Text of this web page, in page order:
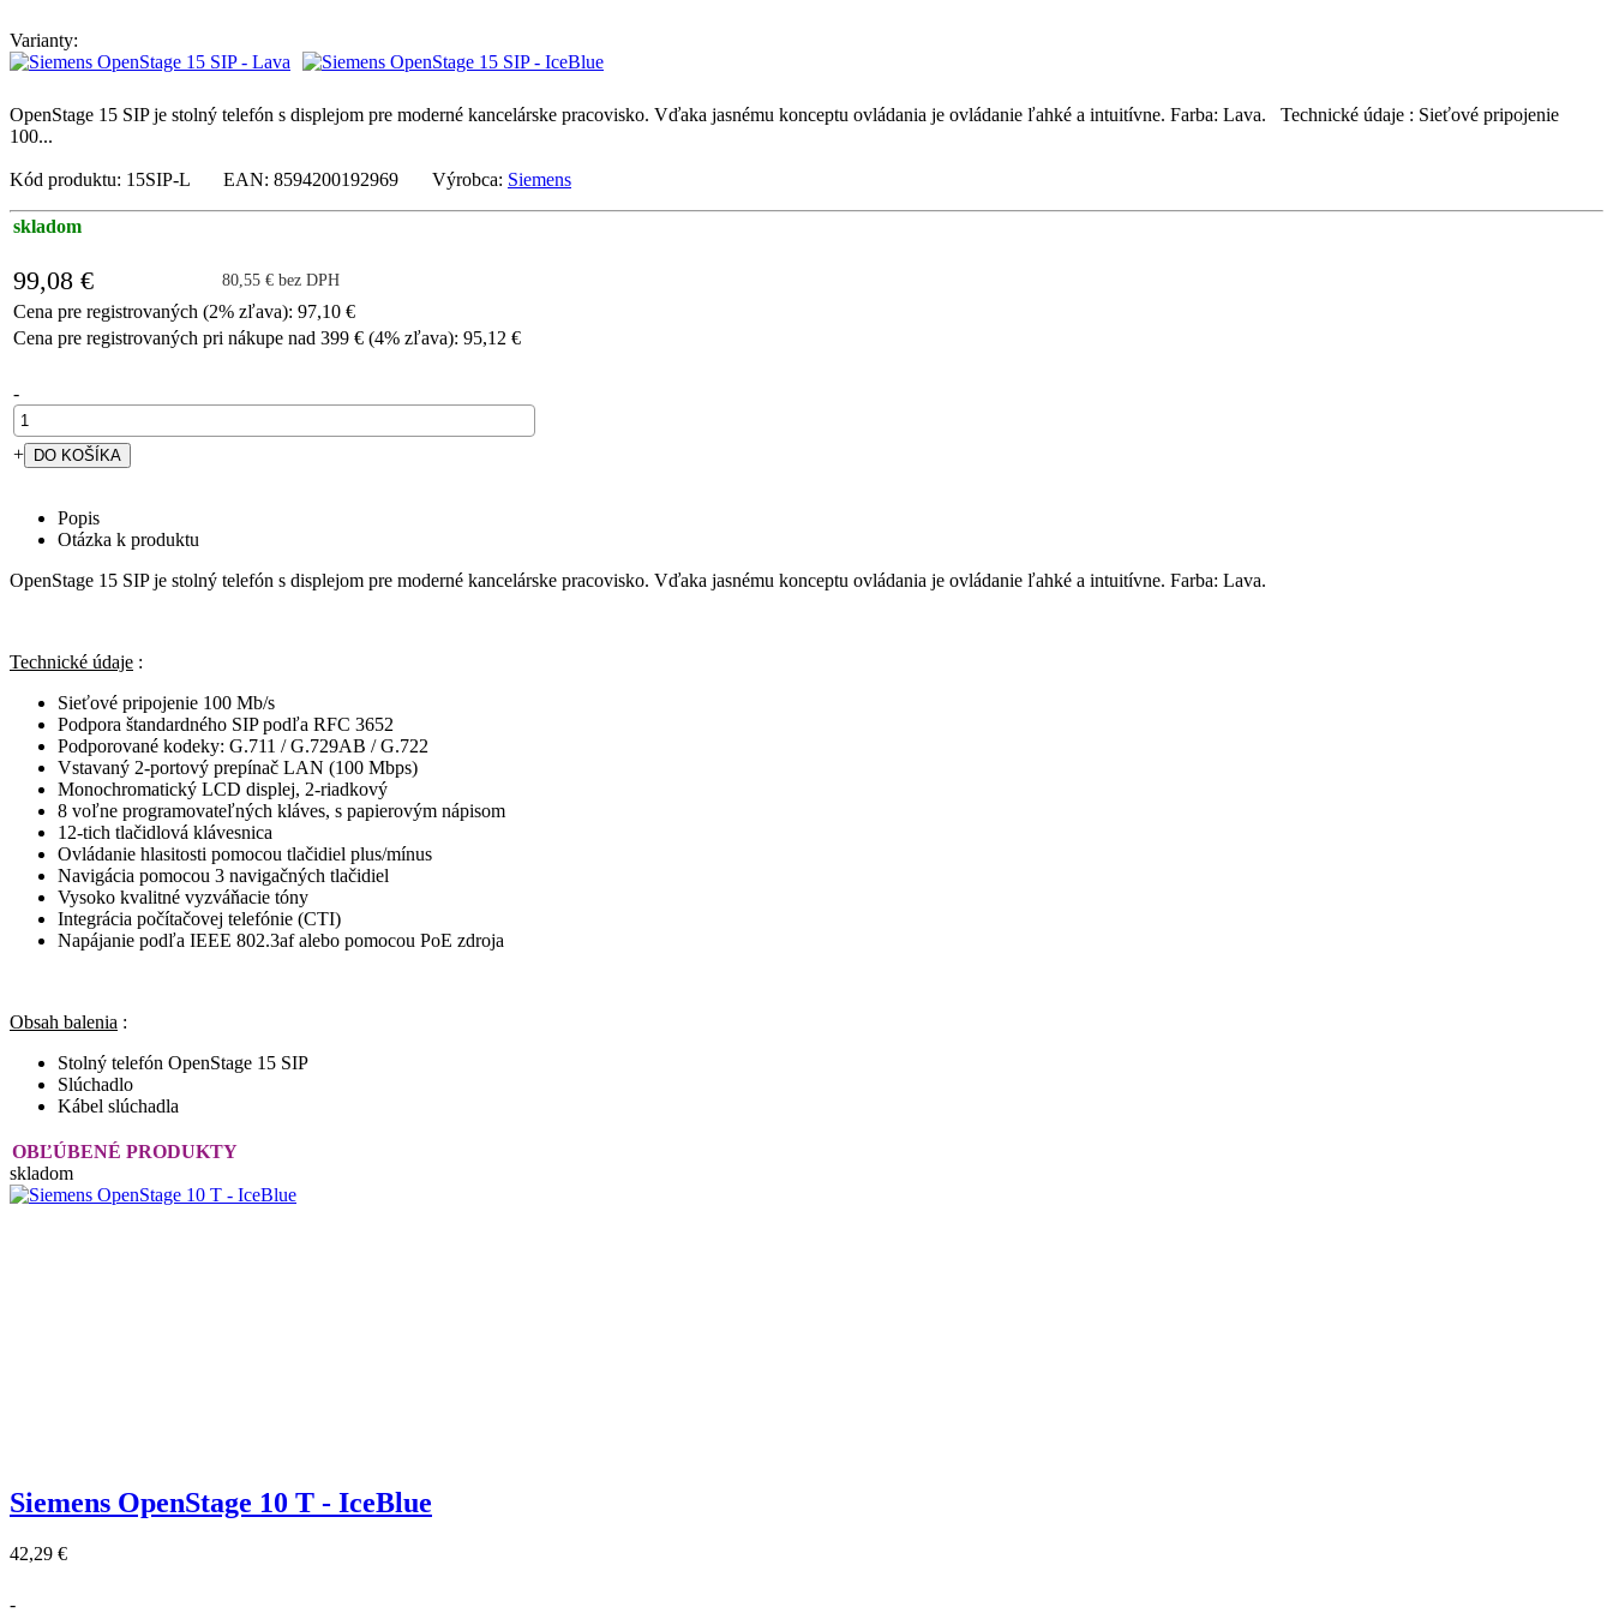
Varianty:
OpenStage 15 SIP je stolný telefón s displejom pre moderné kancelárske pracovisko. Vďaka jasnému konceptu ovládania je ovládanie ľahké a intuitívne. Farba: Lava. Technické údaje : Sieťové pripojenie
100...
Kód produktu: 15SIP-L EAN: 8594200192969 Výrobca: Siemens
skladom
99,08 € 80,55 € bez DPH
Cena pre registrovaných (2% zľava): 97,10 €
Cena pre registrovaných pri nákupe nad 399 € (4% zľava): 95,12 €
-
+
Popis
Otázka k produktu
OpenStage 15 SIP je stolný telefón s displejom pre moderné kancelárske pracovisko. Vďaka jasnému konceptu ovládania je ovládanie ľahké a intuitívne. Farba: Lava.
Technické údaje :
Sieťové pripojenie 100 Mb/s
Podpora štandardného SIP podľa RFC 3652
Podporované kodeky: G.711 / G.729AB / G.722
Vstavaný 2-portový prepínač LAN (100 Mbps)
Monochromatický LCD displej, 2-riadkový
8 voľne programovateľných kláves, s papierovým nápisom
12-tich tlačidlová klávesnica
Ovládanie hlasitosti pomocou tlačidiel plus/mínus
Navigácia pomocou 3 navigačných tlačidiel
Vysoko kvalitné vyzváňacie tóny
Integrácia počítačovej telefónie (CTI)
Napájanie podľa IEEE 802.3af alebo pomocou PoE zdroja
Obsah balenia :
Stolný telefón OpenStage 15 SIP
Slúchadlo
Kábel slúchadla
OBĽÚBENÉ PRODUKTY
skladom
Siemens OpenStage 10 T - IceBlue
42,29 €
-